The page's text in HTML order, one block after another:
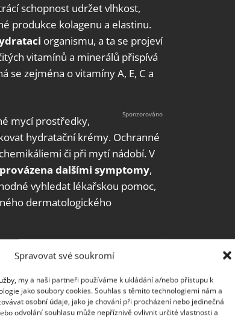
Spravovat své soukromí
my a naši partneři používáme k ukládání a/nebo přístupu k
jako soubory cookies. Souhlas s těmito technologiemi nám a
osobní údaje, jako je chování při procházení nebo jedinečná
odvolání souhlasu může nepříznivě ovlivnit určité vlastnosti a
schopnost udržet vlhkost,
produkce kolagenu a elastinu.
organismu, a ta se projeví
vitamínů a minerálů přispívá
se zejména o vitamíny A, E, C a
mycí prostředky,
hydratační krémy. Ochranné
či při mytí nádobí. V
dalšími symptomy,
vyhledat lékařskou pomoc,
dermatologického
v mikrovlnce. Zabere
se tak i té nejzažranější